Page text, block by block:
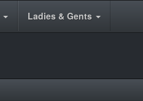
Ladies & Gents